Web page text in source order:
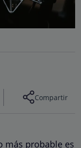
Compartir
más probable es